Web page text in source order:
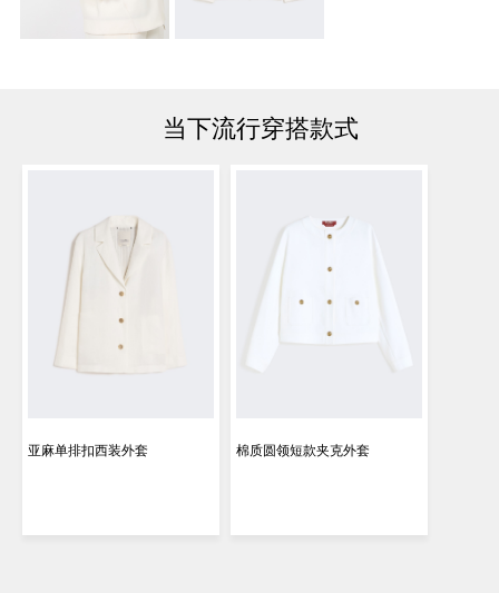
当下流行穿搭款式
亚麻单排扣西装外套 棉质圆领短款夹克外套